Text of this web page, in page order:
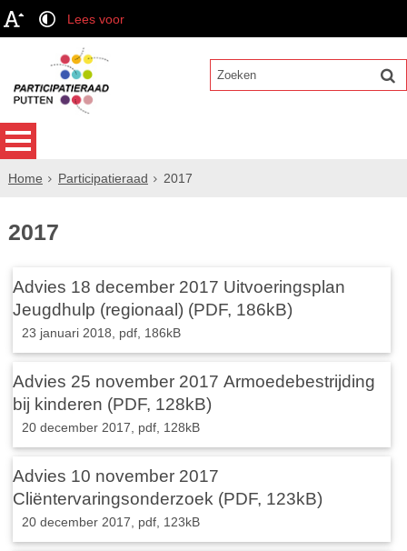
Lees voor
Home Participatieraad 2017
2017
Advies 18 december 2017 Uitvoeringsplan
Jeugdhulp (regionaal) (PDF, 186kB)
23 januari 2018, pdf , 186kB
Advies 25 november 2017 Armoedebestrijding
bij kinderen (PDF, 128kB)
20 december 2017, pdf , 128kB
Advies 10 november 2017
Cliëntervaringsonderzoek (PDF, 123kB)
20 december 2017, pdf , 123kB